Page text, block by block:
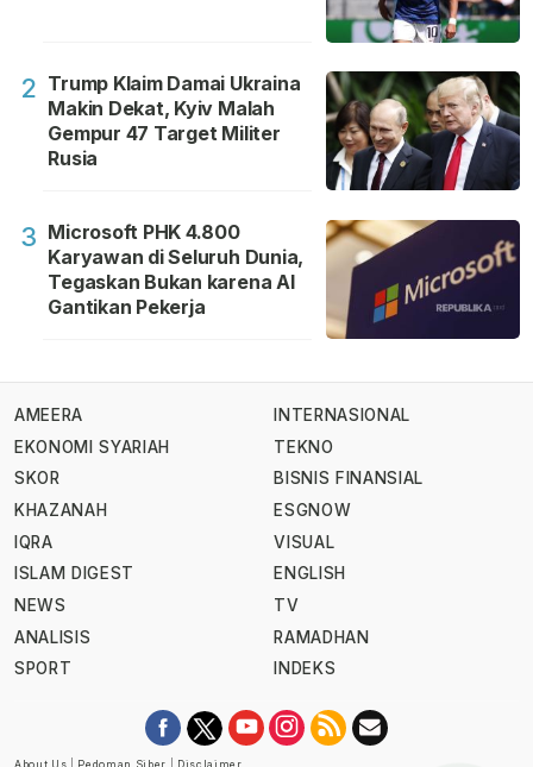
2 Trump Klaim Damai Ukraina
Makin Dekat, Kyiv Malah
Gempur 47 Target Militer
Rusia
3 Microsoft PHK 4.800
Karyawan di Seluruh Dunia,
Tegaskan Bukan karena AI
Gantikan Pekerja
AMEERA
EKONOMI SYARIAH
SKOR
KHAZANAH
IQRA
ISLAM DIGEST
NEWS
ANALISIS
SPORT
INTERNASIONAL
TEKNO
BISNIS FINANSIAL
ESGNOW
VISUAL
ENGLISH
TV
RAMADHAN
INDEKS